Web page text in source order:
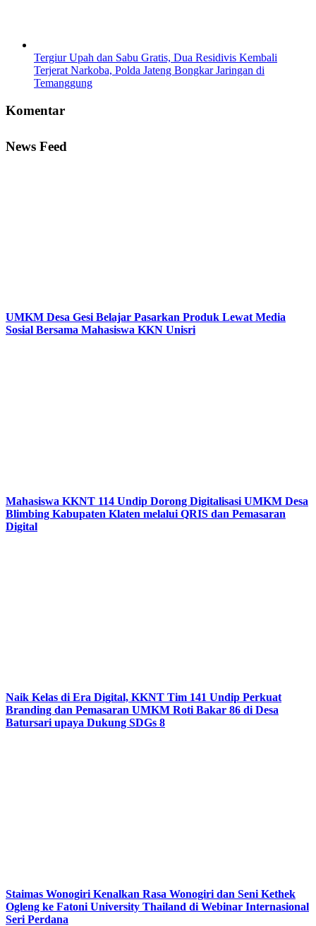
Tergiur Upah dan Sabu Gratis, Dua Residivis Kembali
Terjerat Narkoba, Polda Jateng Bongkar Jaringan di
Temanggung
Komentar
News Feed
UMKM Desa Gesi Belajar Pasarkan Produk Lewat Media
Sosial Bersama Mahasiswa KKN Unisri
Mahasiswa KKNT 114 Undip Dorong Digitalisasi UMKM Desa
Blimbing Kabupaten Klaten melalui QRIS dan Pemasaran
Digital
Naik Kelas di Era Digital, KKNT Tim 141 Undip Perkuat
Branding dan Pemasaran UMKM Roti Bakar 86 di Desa
Batursari upaya Dukung SDGs 8
Staimas Wonogiri Kenalkan Rasa Wonogiri dan Seni Kethek
Ogleng ke Fatoni University Thailand di Webinar Internasional
Seri Perdana